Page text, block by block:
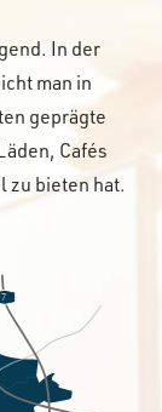
In der
man in
geprägte
Cafés
zu bieten hat.